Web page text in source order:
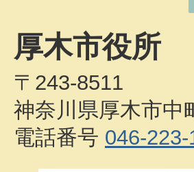
厚木市役所
〒243-8511
神奈川県厚木市中
電話番号 046-223-